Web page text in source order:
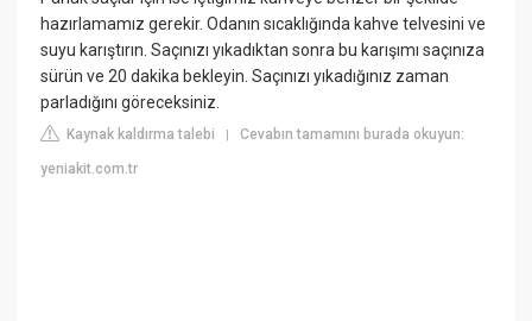
hazırlamamız gerekir. Odanın sıcaklığında kahve telvesini ve
suyu karıştırın. Saçınızı yıkadıktan sonra bu karışımı saçınıza
sürün ve 20 dakika bekleyin. Saçınızı yıkadığınız zaman
parladığını göreceksiniz.
Kaynak kaldırma talebi |Cevabın tamamını burada okuyun:
yeniakit.com.tr